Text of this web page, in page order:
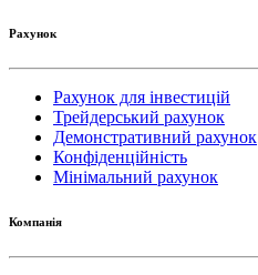
Рахунок
Рахунок для інвестицій
Трейдерський рахунок
Демонстративний рахунок
Конфіденційність
Мінімальний рахунок
Компанія